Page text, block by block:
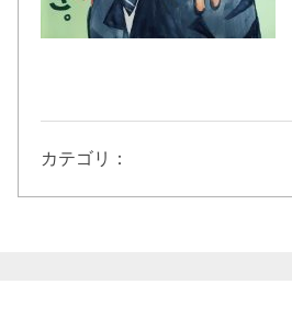
カテゴリ：